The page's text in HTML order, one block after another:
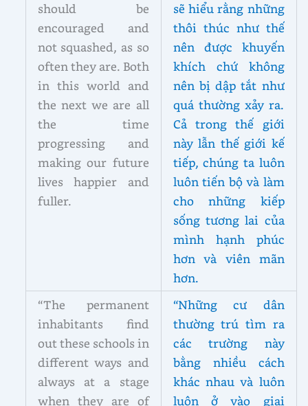
should be
encouraged and
not squashed, as so
often they are. Both
in this world and
the next we are all
the time
progressing and
making our future
lives happier and
fuller.
sẽ hiểu rằng những
thôi thúc như thế
nên được khuyến
khích chứ không
nên bị dập tắt như
quá thường xảy ra.
Cả trong thế giới
này lẫn thế giới kế
tiếp, chúng ta luôn
luôn tiến bộ và làm
cho những kiếp
sống tương lai của
mình hạnh phúc
hơn và viên mãn
hơn.
“The permanent
inhabitants find
out these schools in
different ways and
always at a stage
when they are of
“Những cư dân
thường trú tìm ra
các trường này
bằng nhiều cách
khác nhau và luôn
luôn ở vào giai